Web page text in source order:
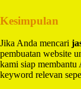
Kesimpulan
Jika Anda mencari
pembuatan website
kami siap membantu
keyword relevan